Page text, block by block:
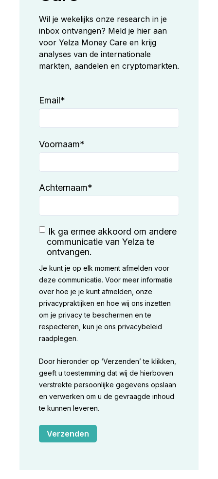
Wil je wekelijks onze research in je
inbox ontvangen? Meld je hier aan
voor Yelza Money Care en krijg
analyses van de internationale
markten, aandelen en cryptomarkten.
Email*
Voornaam*
Achternaam*
Ik ga ermee akkoord om andere
communicatie van Yelza te
ontvangen.
Je kunt je op elk moment afmelden voor
deze communicatie. Voor meer informatie
over hoe je je kunt afmelden, onze
privacypraktijken en hoe wij ons inzetten
om je privacy te beschermen en te
respecteren, kun je ons privacybeleid
raadplegen.
Door hieronder op ‘Verzenden’ te klikken,
geeft u toestemming dat wij de hierboven
verstrekte persoonlijke gegevens opslaan
en verwerken om u de gevraagde inhoud
te kunnen leveren.